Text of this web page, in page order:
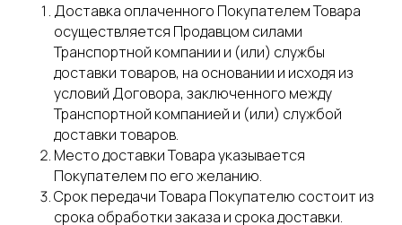
Доставка оплаченного Покупателем Товара
осуществляется Продавцом силами
Транспортной компании и (или) службы
доставки товаров, на основании и исходя из
условий Договора, заключенного между
Транспортной компанией и (или) службой
доставки товаров.
Место доставки Товара указывается
Покупателем по его желанию.
Срок передачи Товара Покупателю состоит из
срока обработки заказа и срока доставки.